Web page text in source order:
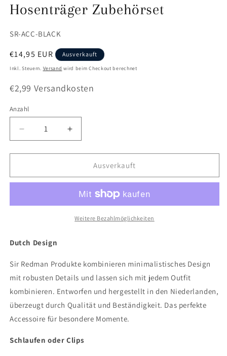
Hosenträger Zubehörset
SKU:
SR-ACC-BLACK
Normaler
Preis
€14,95 EUR Ausverkauft
Inkl. Steuern. Versand wird beim Checkout berechnet
€2,99 Versandkosten
Anzahl
Anzahl
Verringere
die
Menge
Sir
Hosenträger
Erhöhe
die
Menge
Sir
Redman
schwarzes
Hosenträger
Zubehörset
Ausverkauft
Weitere Bezahlmöglichkeiten
Dutch Design
Sir Redman Produkte kombinieren minimalistisches Design
mit robusten Details und lassen sich mit jedem Outfit
kombinieren. Entworfen und hergestellt in den Niederlanden,
überzeugt durch Qualität und Beständigkeit. Das perfekte
Accessoire für besondere Momente.
Schlaufen oder Clips